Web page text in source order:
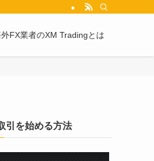
います。
FX業者のXM Tradingとは
引を始める方法